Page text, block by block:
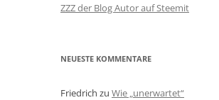
ZZZ der Blog Autor auf Steemit
NEUESTE KOMMENTARE
Friedrich zu Wie „unerwartet“